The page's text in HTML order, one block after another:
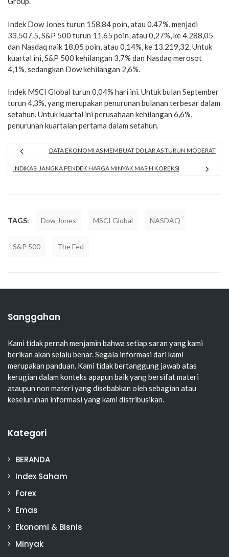
Indek Dow Jones turun 158.84 poin, atau 0.47%, menjadi
33,507.5, S&P 500 turun 11,65 poin, atau 0,27%, ke 4.288,05
dan Nasdaq naik 18,05 poin, atau 0,14%, ke 13.219,32. Untuk
kuartal ini, S&P 500 kehilangan 3,7% dan Nasdaq merosot
4,1%, sedangkan Dow kehilangan 2,6%.
Indek MSCI Global turun 0,04% hari ini. Untuk bulan September
turun 4,3%, yang merupakan penurunan bulanan terbesar dalam
setahun. Untuk kuartal ini perusahaan kehilangan 6,6%,
penurunan kuartalan pertama dalam setahun.
DATA EKONOMI AS MEMBUAT DOLAR AS TURUN MODERAT
INDIKASI JANGKA PENDEK HARGA MINYAK MASIH KOREKSI
TAGS: Dow Jones MSCI Global NASDAQ
S&P 500 The Fed
Sanggahan
Kami tidak pernah menjamin bahwa setiap saran yang kami
berikan akan selalu benar. Segala informasi dari kami
merupakan panduan. Kami tidak bertanggung jawab atas
kerugian dalam konteks apapun baik yang bersifat materi
ataupun non materi yang disebabkan oleh sebagian atau
keseluruhan informasi yang kami distribusikan.
Kategori
BERANDA
Index Saham
Forex
Emas
Ekonomi & Bisnis
Minyak